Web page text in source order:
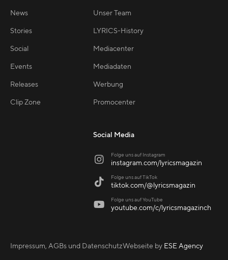
News
Stories
Social
Events
Releases
Clip Zone
Unser Team
LYRICS-History
Mediacenter
Mediadaten
Werbung
Promocenter
Social Media
 Folge uns auf Instagram
instagram.com/lyricsmagazin
 Folge uns auf TikTok
tiktok.com/@lyricsmagazin
 Folge uns auf YouTube
youtube.com/c/lyricsmagazinch
Impressum, AGBs und DatenschutzWebseite by ESE Agency